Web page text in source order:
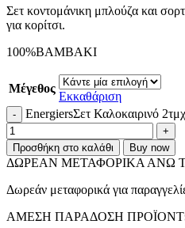
Σετ κοντομάνικη μπλούζα και
για κορίτσι.
100%ΒΑΜΒΑΚΙ
Μέγεθος
Εκκαθάριση
EnergiersΣετ Καλοκαιρινό
Προσθήκη στο καλάθι Buy now
ΔΩΡΕΑΝ ΜΕΤΑΦΟΡΙΚΑ ΑΝΩ
Δωρεάν μεταφορικά για
ΑMEΣΗ ΠΑΡΑΔΟΣΗ